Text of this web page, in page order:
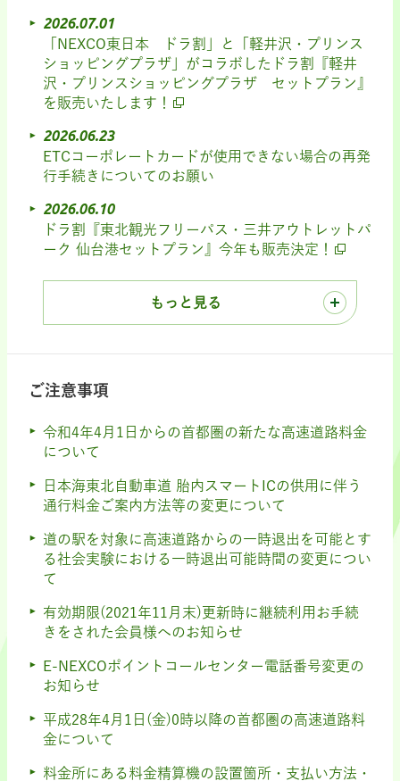
2026.07.01
「NEXCO東日本 ドラ割」と「軽井沢・プリンス
ショッピングプラザ」がコラボしたドラ割『軽井
沢・プリンスショッピングプラザ セットプラン』
を販売いたします！
2026.06.23
ETCコーポレートカードが使用できない場合の再発
行手続きについてのお願い
2026.06.10
ドラ割『東北観光フリーパス・三井アウトレットパ
ーク 仙台港セットプラン』今年も販売決定！
もっと見る
ご注意事項
令和4年4月1日からの首都圏の新たな高速道路料金
について
日本海東北自動車道 胎内スマートICの供用に伴う
通行料金ご案内方法等の変更について
道の駅を対象に高速道路からの一時退出を可能とす
る社会実験における一時退出可能時間の変更につい
て
有効期限(2021年11月末)更新時に継続利用お手続
きをされた会員様へのお知らせ
E-NEXCOポイントコールセンター電話番号変更の
お知らせ
平成28年4月1日(金)0時以降の首都圏の高速道路料
金について
料金所にある料金精算機の設置箇所・支払い方法・